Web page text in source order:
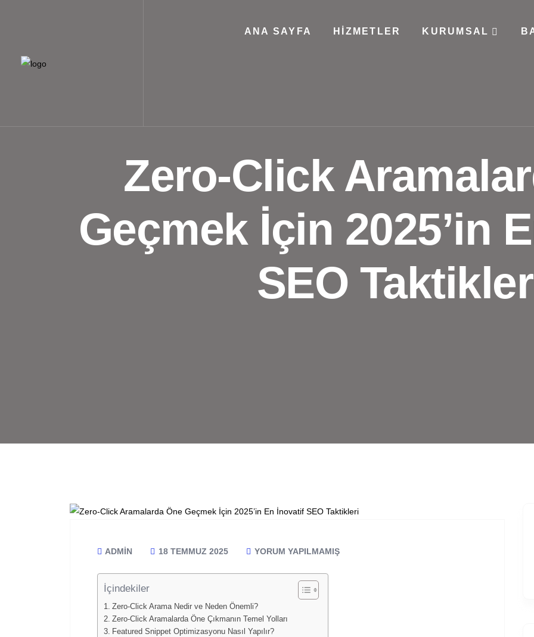
ANA SAYFA HIZMETLER KURUMSAL
Zero-Click
Geçmek İçin 2025’in
SEO
ADMIN 18 TEMMUZ 2025 YORUM YAPILMAMIŞ
İçindekiler
Zero-Click Arama Nedir ve Neden Önemli?
Zero-Click Aramalarda Öne Çıkmanın Temel Yolları
Featured Snippet Optimizasyonu Nasıl Yapılır?